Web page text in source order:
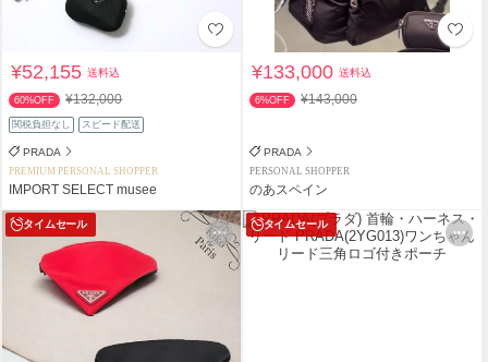
¥52,155送料込
60%OFF ¥132,000
関税負担なし スピード配送
PRADA
PREMIUM PERSONAL SHOPPER
IMPORT SELECT musee
¥133,000送料込
6%OFF ¥143,000
PRADA
PERSONAL SHOPPER
のあスペイン
タイムセール タイムセール